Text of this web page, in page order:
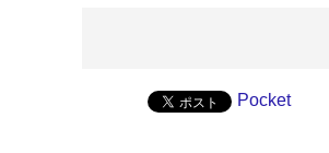
Pocket